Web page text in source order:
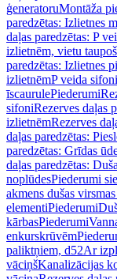
ģeneratoruMontāža
paredzētas: Izlietnes
daļas paredzētas: P
izlietnēm, vietu
paredzētas: Izlietnes
izlietnēmP veida sifoni
īscaurulePiederumi
sifoniRezerves daļas
izlietnēmRezerves
daļas paredzētas:
paredzētas: Grīdas
daļas paredzētas:
noplūdesPiederumi
akmens dušas
elementiPiederumi
kārbasPiederumi
enkurskrūvēm
paliktņiem, d52Ar
vāciņšKanalizācijas